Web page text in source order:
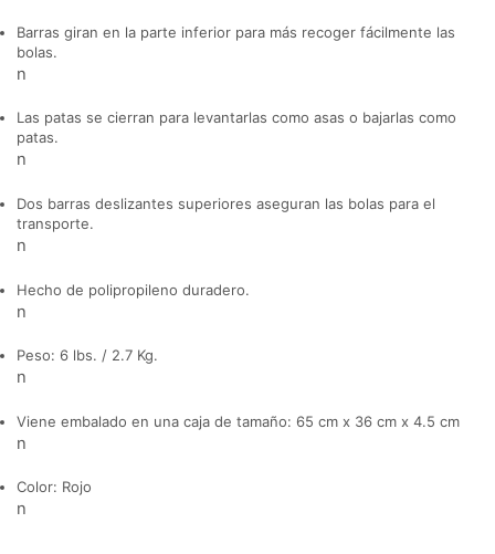
Barras giran en la parte inferior para más recoger fácilmente las
bolas.
n
Las patas se cierran para levantarlas como asas o bajarlas como
patas.
n
Dos barras deslizantes superiores aseguran las bolas para el
transporte.
n
Hecho de polipropileno duradero.
n
Peso: 6 lbs. / 2.7 Kg.
n
Viene embalado en una caja de tamaño: 65 cm x 36 cm x 4.5 cm
n
Color: Rojo
n